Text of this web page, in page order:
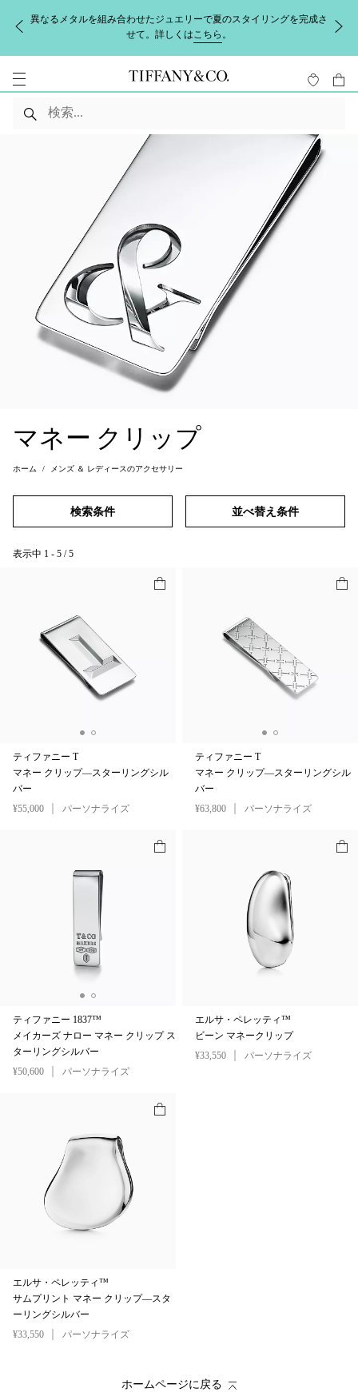
異なるメタルを組み合わせたジュエリーで夏のスタイリングを完成さ
せて。詳しくはこちら 。
マネー クリップ
ホーム メンズ ＆ レディースのアクセサリー
検索条件 並べ替え条件
表示中 1 - 5 / 5
ティファニー T
マネー クリップ—スターリングシル
バー
¥55,000
パーソナライズ
ティファニー T
マネー クリップ—スターリングシル
バー
¥63,800
パーソナライズ
ティファニー 1837™
メイカーズ ナロー マネー クリップ ス
ターリングシルバー
¥50,600
パーソナライズ
エルサ・ペレッティ™
ビーン マネークリップ
¥33,550
パーソナライズ
エルサ・ペレッティ™
サムプリント マネー クリップ—スタ
ーリングシルバー
¥33,550
パーソナライズ
ホームページに戻る